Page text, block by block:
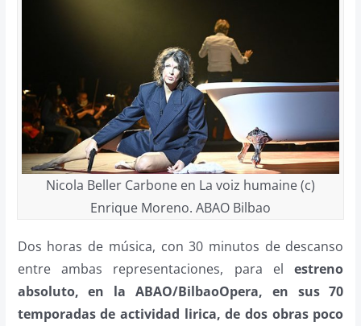
Nicola Beller Carbone en La voiz humaine (c)
Enrique Moreno. ABAO Bilbao
Dos horas de música, con 30 minutos de descanso
entre ambas representaciones, para elestreno
absoluto, en la ABAO/BilbaoOpera, en sus 70
temporadas de actividad lirica, de dos obras poco